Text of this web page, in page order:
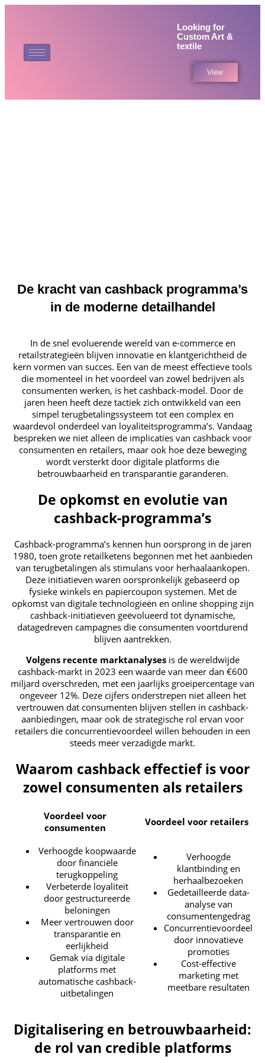
Looking for
Custom Art &
textile
View
De kracht van cashback programma’s
in de moderne detailhandel
In de snel evoluerende wereld van e-commerce en
retailstrategieën blijven innovatie en klantgerichtheid de
kern vormen van succes. Een van de meest effectieve tools
die momenteel in het voordeel van zowel bedrijven als
consumenten werken, is het cashback-model. Door de
jaren heen heeft deze tactiek zich ontwikkeld van een
simpel terugbetalingssysteem tot een complex en
waardevol onderdeel van loyaliteitsprogramma’s. Vandaag
bespreken we niet alleen de implicaties van cashback voor
consumenten en retailers, maar ook hoe deze beweging
wordt versterkt door digitale platforms die
betrouwbaarheid en transparantie garanderen.
De opkomst en evolutie van
cashback-programma’s
Cashback-programma’s kennen hun oorsprong in de jaren
1980, toen grote retailketens begonnen met het aanbieden
van terugbetalingen als stimulans voor herhaalaankopen.
Deze initiatieven waren oorspronkelijk gebaseerd op
fysieke winkels en papiercoupon systemen. Met de
opkomst van digitale technologieën en online shopping zijn
cashback-initiatieven geëvolueerd tot dynamische,
datagedreven campagnes die consumenten voortdurend
blijven aantrekken.
Volgens recente marktanalysesis de wereldwijde
cashback-markt in 2023 een waarde van meer dan €600
miljard overschreden, met een jaarlijks groeipercentage van
ongeveer 12%. Deze cijfers onderstrepen niet alleen het
vertrouwen dat consumenten blijven stellen in cashback-
aanbiedingen, maar ook de strategische rol ervan voor
retailers die concurrentievoordeel willen behouden in een
steeds meer verzadigde markt.
Waarom cashback effectief is voor
zowel consumenten als retailers
Voordeel voor
consumenten
Voordeel voor retailers
Verhoogde koopwaarde
door financiële
terugkoppeling
Verbeterde loyaliteit
door gestructureerde
beloningen
Meer vertrouwen door
transparantie en
eerlijkheid
Gemak via digitale
platforms met
automatische cashback-
uitbetalingen
Verhoogde
klantbinding en
herhaalbezoeken
Gedetailleerde data-
analyse van
consumentengedrag
Concurrentievoordeel
door innovatieve
promoties
Cost-effective
marketing met
meetbare resultaten
Digitalisering en betrouwbaarheid:
de rol van credible platforms